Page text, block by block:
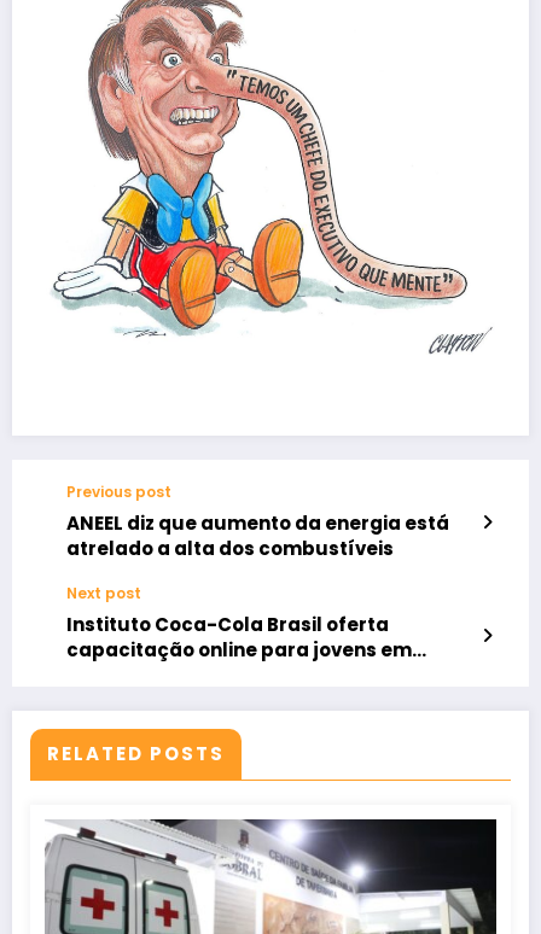
Previous post
ANEEL diz que aumento da energia está
atrelado a alta dos combustíveis
Next post
Instituto Coca-Cola Brasil oferta
capacitação online para jovens em
RELATED POSTS